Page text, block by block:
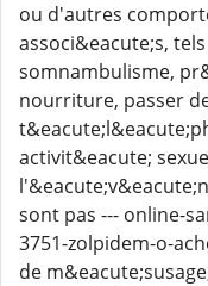
ou d'autres
associ&eacute;s,
somnambulisme,
nourriture, passer
activit&eacute;
sont pas --- online-
3751-zolpidem-o-
de